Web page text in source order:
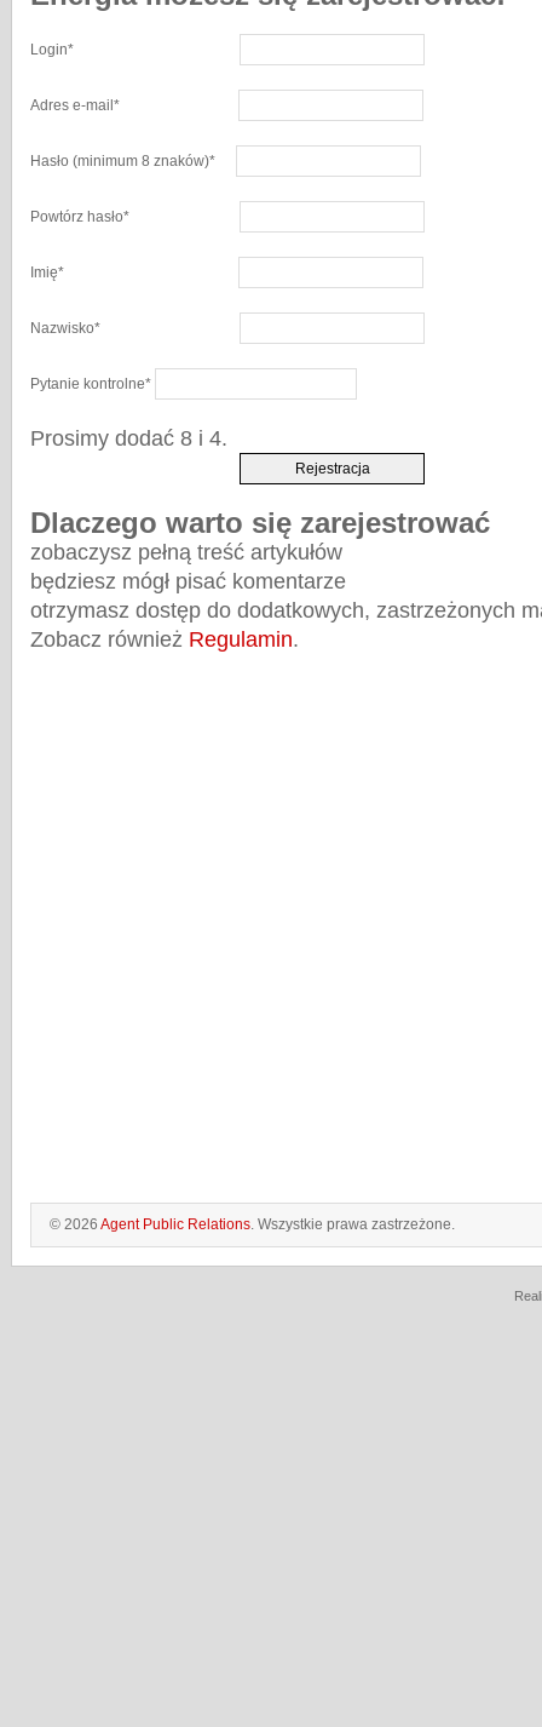
Login*
Adres e-mail *
Hasło (minimum 8 znaków)*
Powtórz hasło*
Imię*
Nazwisko*
Pytanie kontrolne*
Prosimy dodać 8 i 4.
Dlaczego warto się zarejestrować
zobaczysz pełną treść artykułów
będziesz mógł pisać komentarze
otrzymasz dostęp do dodatkowych, zastrzeżonych
Zobacz również Regulamin.
© 2026 Agent Public Relations. Wszystkie prawa zastrzeżone.